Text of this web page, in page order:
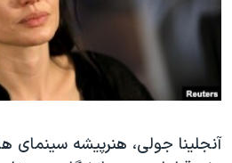
فرهنگ و زندگی
اسرائیل در جنگ
مستندها
انتخابات ریاست جمهوری آمریکا ۲۰۲۴
حمله جمهوری اسلامی به اسرائیل
ورزش زنان در ایران
دنبال کنید
زبانهای مختلف
آنجلینا جولی، هنرپیشه سینمای